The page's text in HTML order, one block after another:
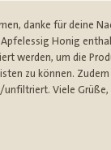
danke für deine
Honig
werden, um die
zu können.
Viele Grüße,